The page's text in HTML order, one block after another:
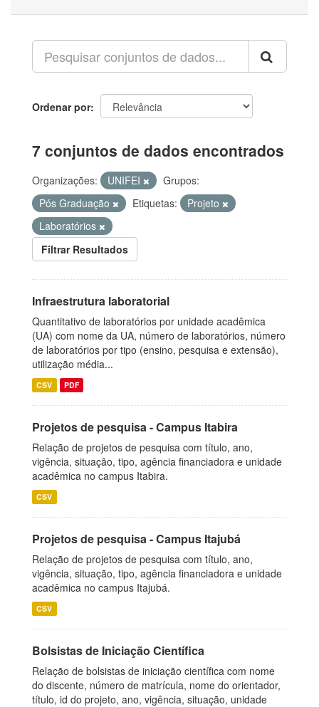
Ordenar por
7 conjuntos de dados encontrados
Organizações: UNIFEI
Grupos:
Pós Graduação
Etiquetas:
Projeto
Laboratórios
Filtrar Resultados
Infraestrutura laboratorial
Quantitativo de laboratórios por unidade acadêmica
(UA) com nome da UA, número de laboratórios, número
de laboratórios por tipo (ensino, pesquisa e extensão),
utilização média...
CSV PDF
Projetos de pesquisa - Campus Itabira
Relação de projetos de pesquisa com título, ano,
vigência, situação, tipo, agência financiadora e unidade
acadêmica no campus Itabira.
CSV
Projetos de pesquisa - Campus Itajubá
Relação de projetos de pesquisa com título, ano,
vigência, situação, tipo, agência financiadora e unidade
acadêmica no campus Itajubá.
CSV
Bolsistas de Iniciação Científica
Relação de bolsistas de iniciação científica com nome
do discente, número de matrícula, nome do orientador,
título, id do projeto, ano, vigência, situação, unidade